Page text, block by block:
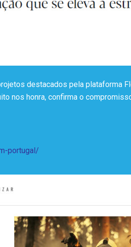
destacados pela plataforma
nos honra, confirma o
portugal/